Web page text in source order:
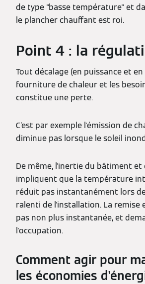
de type "basse température" et
le plancher chauffant est roi.
Point 4 : la
Tout décalage (en puissance et
fourniture de chaleur et les
constitue une perte.
C’est par exemple l'émission de
diminue pas lorsque le soleil
De même, l'inertie du bâtiment
impliquent que la température
réduit pas instantanément lors
ralenti de l'installation. La remise
pas non plus instantanée, et
l'occupation.
Comment agir pour
les économies